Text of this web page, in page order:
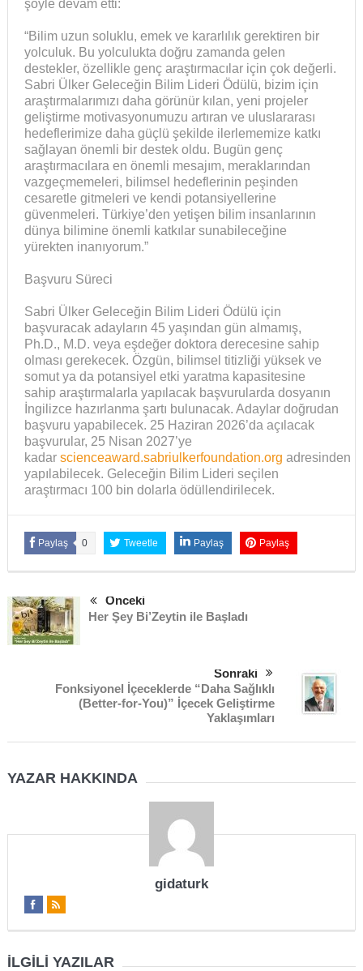
şöyle devam etti:
“Bilim uzun soluklu, emek ve kararlılık gerektiren bir
yolculuk. Bu yolculukta doğru zamanda gelen
destekler, özellikle genç araştırmacılar için çok değerli.
Sabri Ülker Geleceğin Bilim Lideri Ödülü, bizim için
araştırmalarımızı daha görünür kılan, yeni projeler
geliştirme motivasyonumuzu artıran ve uluslararası
hedeflerimize daha güçlü şekilde ilerlememize katkı
sağlayan önemli bir destek oldu. Bugün genç
araştırmacılara en önemli mesajım, meraklarından
vazgeçmemeleri, bilimsel hedeflerinin peşinden
cesaretle gitmeleri ve kendi potansiyellerine
güvenmeleri. Türkiye’den yetişen bilim insanlarının
dünya bilimine önemli katkılar sunabileceğine
yürekten inanıyorum.”
Başvuru Süreci
Sabri Ülker Geleceğin Bilim Lideri Ödülü için
başvuracak adayların 45 yaşından gün almamış,
Ph.D., M.D. veya eşdeğer doktora derecesine sahip
olması gerekecek. Özgün, bilimsel titizliği yüksek ve
somut ya da potansiyel etki yaratma kapasitesine
sahip araştırmalarla yapılacak başvurularda dosyanın
İngilizce hazırlanma şartı bulunacak. Adaylar doğrudan
başvuru yapabilecek. 25 Haziran 2026’da açılacak
başvurular, 25 Nisan 2027’ye
kadar scienceaward.sabriulkerfoundation.org adresinden
yapılabilecek. Geleceğin Bilim Lideri seçilen
araştırmacı 100 bin dolarla ödüllendirilecek.
Paylaş 0 Tweetle Paylaş Paylaş
Önceki
Her Şey Bi’Zeytin ile Başladı
Sonraki
Fonksiyonel İçeceklerde “Daha Sağlıklı
(Better-for-You)” İçecek Geliştirme
Yaklaşımları
YAZAR HAKKINDA
gidaturk
İLGILI YAZILAR